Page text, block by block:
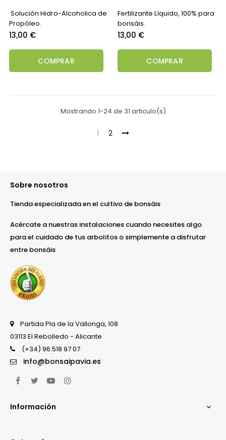
Solución Hidro-Alcoholica de
Propóleo.
Precio
13,00 €
COMPRAR
Fertilizante Líquido, 100% para
bonsáis.
Precio
13,00 €
COMPRAR
Mostrando 1-24 de 31 articulo(s)
1 2
Sobre nosotros
Tienda especializada en el cultivo de bonsáis
Acércate a nuestras instalaciones cuando necesites algo
para el cuidado de tus arbolitos o simplemente a disfrutar
entre bonsáis
Partida Pla de la Vallonga, 108
03113 El Rebolledo - Alicante
(+34) 96 518 97 07
info@bonsaipavia.es
FacebookTwitterYouTube
Información 